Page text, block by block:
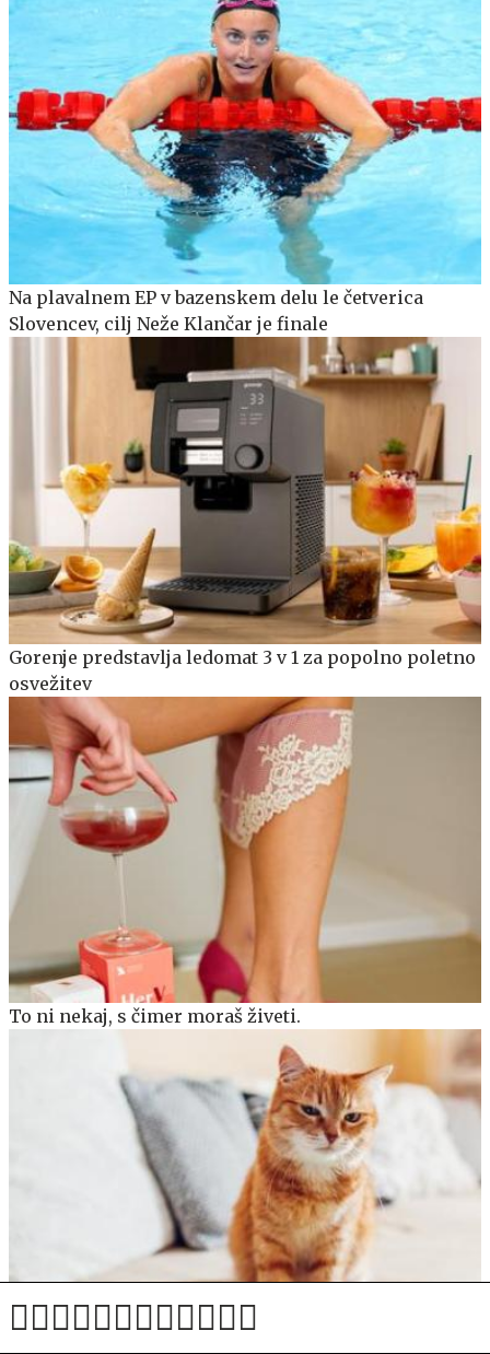
Na plavalnem EP v bazenskem delu le četverica
Slovencev, cilj Neže Klančar je finale
Gorenje predstavlja ledomat 3 v 1 za popolno poletno
osvežitev
To ni nekaj, s čimer moraš živeti.